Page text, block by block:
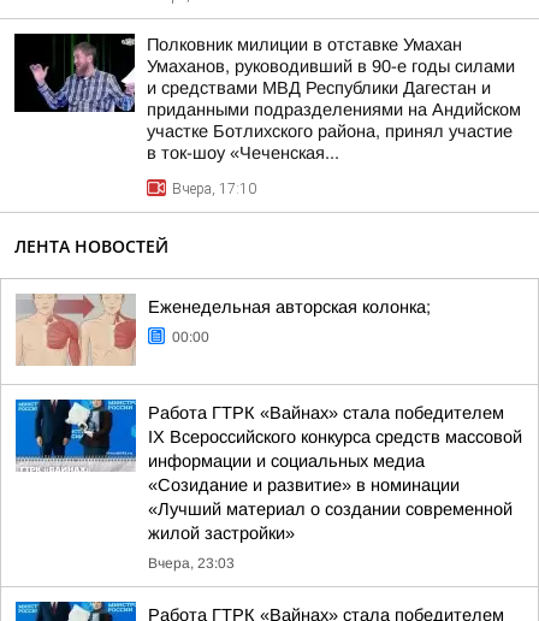
Полковник милиции в отставке Умахан
Умаханов, руководивший в 90-е годы силами
и средствами МВД Республики Дагестан и
приданными подразделениями на Андийском
участке Ботлихского района, принял участие
в ток-шоу «Чеченская...
Вчера, 17:10
ЛЕНТА НОВОСТЕЙ
Еженедельная авторская колонка;
00:00
Работа ГТРК «Вайнах» стала победителем
IX Всероссийского конкурса средств массовой
информации и социальных медиа
«Созидание и развитие» в номинации
«Лучший материал о создании современной
жилой застройки»
Вчера, 23:03
Работа ГТРК «Вайнах» стала победителем